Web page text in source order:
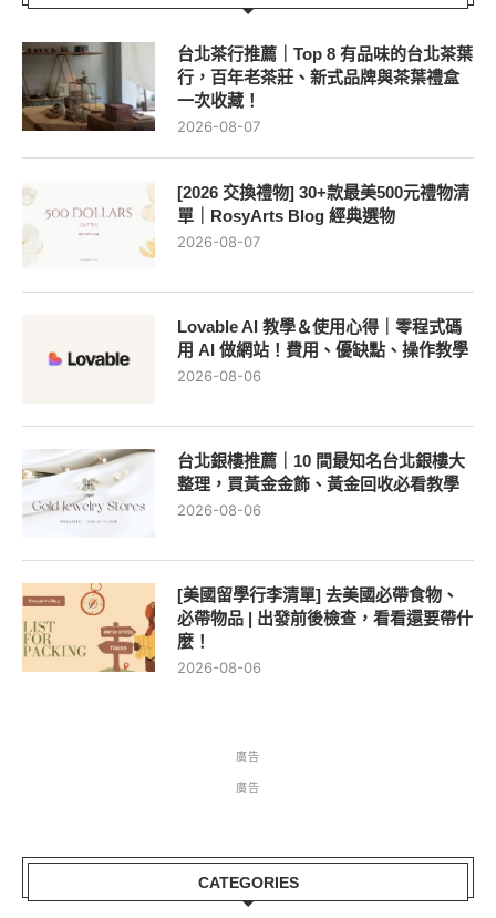
台北茶行推薦｜Top 8 有品味的台北茶葉
行，百年老茶莊、新式品牌與茶葉禮盒
一次收藏！
2026-08-07
[2026 交換禮物] 30+款最美500元禮物清
單｜RosyArts Blog 經典選物
2026-08-07
Lovable AI 教學＆使用心得｜零程式碼
用 AI 做網站！費用、優缺點、操作教學
2026-08-06
台北銀樓推薦｜10 間最知名台北銀樓大
整理，買黃金金飾、黃金回收必看教學
2026-08-06
[美國留學行李清單] 去美國必帶食物、
必帶物品 | 出發前後檢查，看看還要帶什
麼！
2026-08-06
廣告
廣告
CATEGORIES